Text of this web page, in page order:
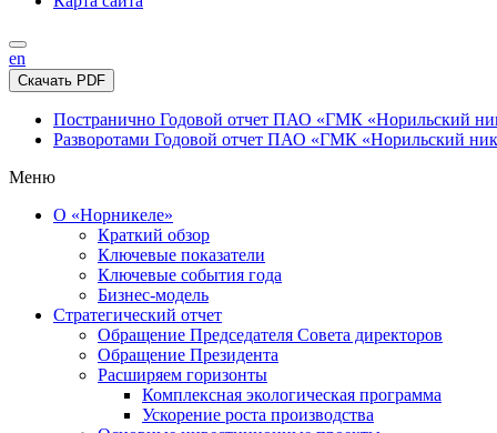
en
Скачать PDF
Постранично Годовой отчет ПАО «ГМК «Норильский
Разворотами Годовой отчет ПАО «ГМК «Норильский
Меню
О «Норникеле»
Краткий обзор
Ключевые показатели
Ключевые события года
Бизнес-модель
Стратегический отчет
Обращение Председателя Совета директоров
Обращение Президента
Расширяем горизонты
Комплексная экологическая программа
Ускорение роста производства